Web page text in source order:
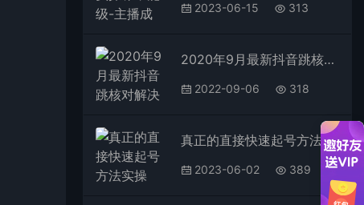
2023-06-15 313
2020年9月最新抖音跳核对解决方法+抖音原创度低医疗广告申诉
2022-09-06 318
真正的直接快速起号方法实操班：主播从0到10000人的全程记录和讲解
2023-06-02 389